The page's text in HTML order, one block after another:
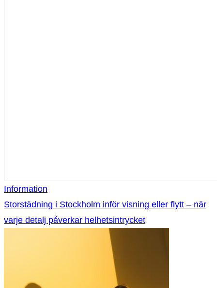
Information
Storstädning i Stockholm inför visning eller flytt – när
varje detalj påverkar helhetsintrycket